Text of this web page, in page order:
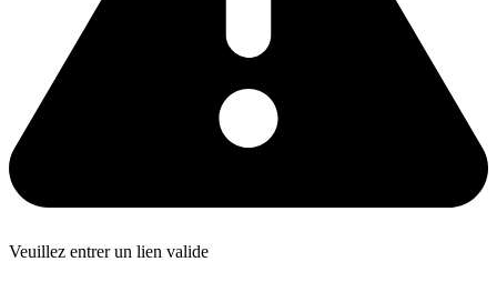
Veuillez entrer un lien valide